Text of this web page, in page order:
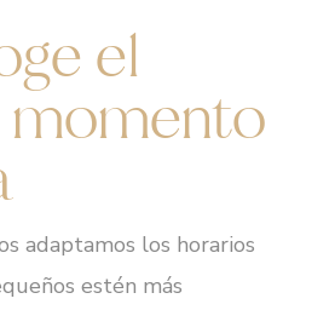
el
adaptamos los horarios
estén más